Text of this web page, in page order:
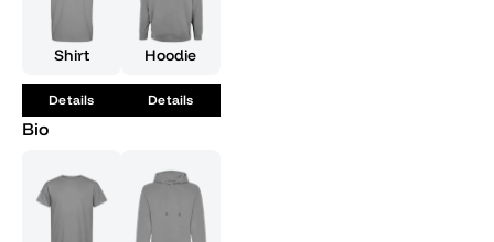
Shirt
Details
Hoodie
Details
Bio